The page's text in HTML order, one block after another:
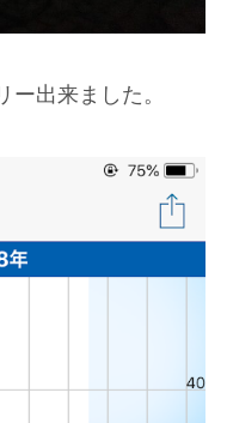
出来ました。